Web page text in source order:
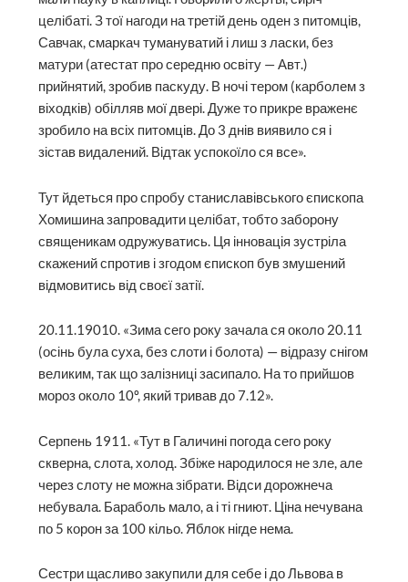
целібаті. З тої нагоди на третій день оден з питомців,
Савчак, смаркач тумануватий і лиш з ласки, без
матури (атестат про середню освіту — Авт.)
прийнятий, зробив паскуду. В ночі тером (карболем з
віходків) обілляв мої двері. Дуже то прикре враженє
зробило на всіх питомців. До 3 днів виявило ся і
зістав видалений. Відтак успокоїло ся все».
Тут йдеться про спробу станиславівського єпископа
Хомишина запровадити целібат, тобто заборону
священикам одружуватись. Ця інновація зустріла
скажений спротив і згодом єпископ був змушений
відмовитись від своєї затії.
20.11.19010. «Зима сего року зачала ся около 20.11
(осінь була суха, без слоти і болота) — відразу снігом
великим, так що залізниці засипало. На то прийшов
мороз около 10º, який тривав до 7.12».
Серпень 1911. «Тут в Галичині погода сего року
скверна, слота, холод. Збіже народилося не зле, але
через слоту не можна зібрати. Відси дорожнеча
небувала. Бараболь мало, а і ті гниют. Ціна нечувана
по 5 корон за 100 кільо. Яблок нігде нема.
Сестри щасливо закупили для себе і до Львова в